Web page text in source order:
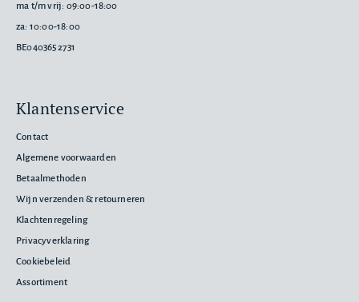
ma t/m vrij: 09:00-18:00
za: 10:00-18:00
BE0403652731
Klantenservice
Contact
Algemene voorwaarden
Betaalmethoden
Wijn verzenden & retourneren
Klachtenregeling
Privacyverklaring
Cookiebeleid
Assortiment